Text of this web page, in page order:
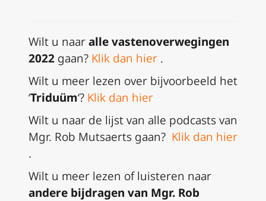
Wilt u naaralle vastenoverwegingen
2022 gaan? Klik dan hier .
Wilt u meer lezen over bijvoorbeeld het
‘Triduüm‘? Klik dan hier
Wilt u naar de lijst van alle podcasts van
Mgr. Rob Mutsaerts gaan? Klik dan hier
.
Wilt u meer lezen of luisteren naar
andere bijdragen van Mgr. Rob